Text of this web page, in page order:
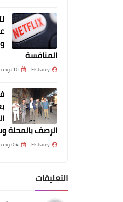
مقالات
الكلمة
والمفهوم
وتبقي
المنافسة
Elshamy 10 نوفمبر 2025
الرصف بالمحلة
Elshamy 04 نوفمبر 2025
التعليقات